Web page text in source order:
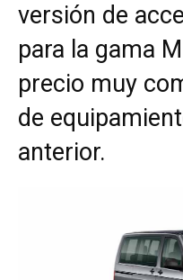
versión de
para la gama
precio muy
de
anterior.